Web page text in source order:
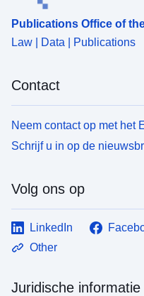
Publications Office of
Law | Data | Publications
Contact
Neem contact op met het
Schrijf u in op de
Volg ons op
LinkedIn
Other
Juridische informatie